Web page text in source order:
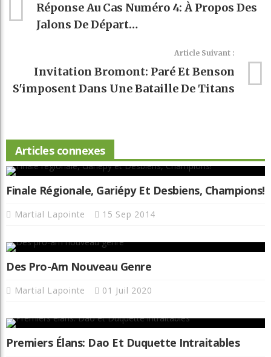
Réponse Au Cas Numéro 4: À Propos Des
Jalons De Départ…
Article Suivant :
Invitation Bromont: Paré Et Benson
S'imposent Dans Une Bataille De Titans
Articles connexes
Finale Régionale, Gariépy Et Desbiens, Champions!
Martial Lapointe 15 Sep 2014
Des Pro-Am Nouveau Genre
Martial Lapointe 01 Juil 2020
Premiers Élans: Dao Et Duquette Intraitables